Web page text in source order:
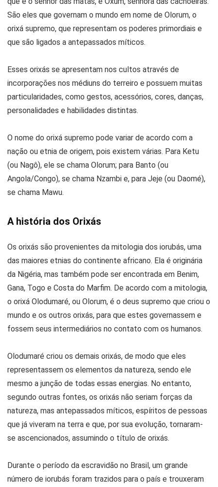
São eles que governam o mundo em nome de Olorum, o
orixá supremo, que representam os poderes primordiais e
que são ligados a antepassados míticos.
Esses orixás se apresentam nos cultos através de
incorporações nos médiuns do terreiro e possuem muitas
particularidades, como gestos, acessórios, cores, danças,
personalidades e habilidades distintas.
O nome do orixá supremo pode variar de acordo com a
nação ou etnia de origem, pois existem várias. Para Ketu
(ou Nagô), ele se chama Olorum; para Banto (ou
Angola/Congo), se chama Nzambi e, para Jeje (ou Daomé),
se chama Mawu.
A história dos Orixás
Os orixás são provenientes da mitologia dos iorubás, uma
das maiores etnias do continente africano. Ela é originária
da Nigéria, mas também pode ser encontrada em Benim,
Gana, Togo e Costa do Marfim. De acordo com a mitologia,
o orixá Olodumaré, ou Olorum, é o deus supremo que criou o
mundo e os outros orixás, para que estes governassem e
fossem seus intermediários no contato com os humanos.
Olodumaré criou os demais orixás, de modo que eles
representassem os elementos da natureza, sendo ele
mesmo a junção de todas essas energias. No entanto,
segundo outras fontes, os orixás não seriam forças da
natureza, mas antepassados míticos, espíritos de pessoas
que já viveram na terra e que, por sua evolução, tornaram-
se ascencionados, assumindo o título de orixás.
Durante o período da escravidão no Brasil, um grande
número de iorubás foram trazidos para o país e trouxeram